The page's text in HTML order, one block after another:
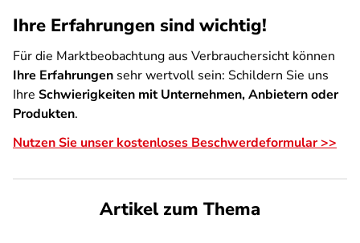
Ihre Erfahrungen sind wichtig!
Für die Marktbeobachtung aus Verbrauchersicht können
Ihre Erfahrungen sehr wertvoll sein: Schildern Sie uns
Ihre Schwierigkeiten mit Unternehmen, Anbietern oder
Produkten.
Nutzen Sie unser kostenloses Beschwerdeformular >>
Artikel zum Thema